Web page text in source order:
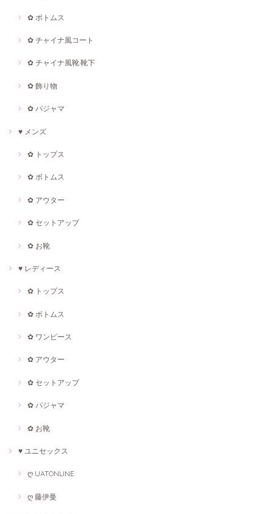
✿ ボトムス
✿ チャイナ風コート
✿ チャイナ風靴·靴下
✿ 飾り物
✿ パジャマ
♥ メンズ
✿ トップス
✿ ボトムス
✿ アウター
✿ セットアップ
✿ お靴
♥ レディース
✿ トップス
✿ ボトムス
✿ ワンピース
✿ アウター
✿ セットアップ
✿ パジャマ
✿ お靴
♥ ユニセックス
ღ UATONLINE
ღ 藤伊曼